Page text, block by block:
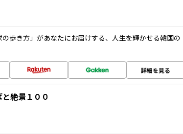
歩き方」があなたにお届けする、人生を輝かせる韓国の
詳細を見る
絶景１００